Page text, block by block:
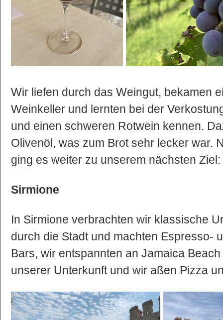
Wir liefen durch das Weingut, bekamen
Weinkeller und lernten bei der
und einen schweren Rotwein kennen.
Olivenöl, was zum Brot sehr lecker war.
ging es weiter zu unserem nächsten
Sirmione
In Sirmione verbrachten wir klassische
durch die Stadt und machten Espresso-
Bars, wir entspannten an Jamaica
unserer Unterkunft und wir aßen Pizza